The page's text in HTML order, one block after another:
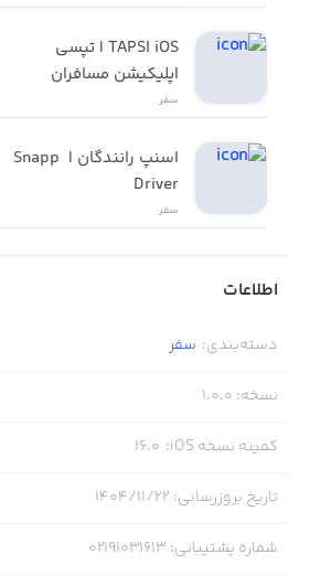
اپلیکیشن مسافران
سفر
اسنپ رانندگان | Snapp
Driver
سفر
اطلاعات
دسته‌بندی: سفر
نسخه:
1.0.0
کمینه نسخه iOS :
16.0
تاریخ بروزرسانی: ۱۴۰۴/۱۱/۲۲
شماره پشتیبانی:
02191031613